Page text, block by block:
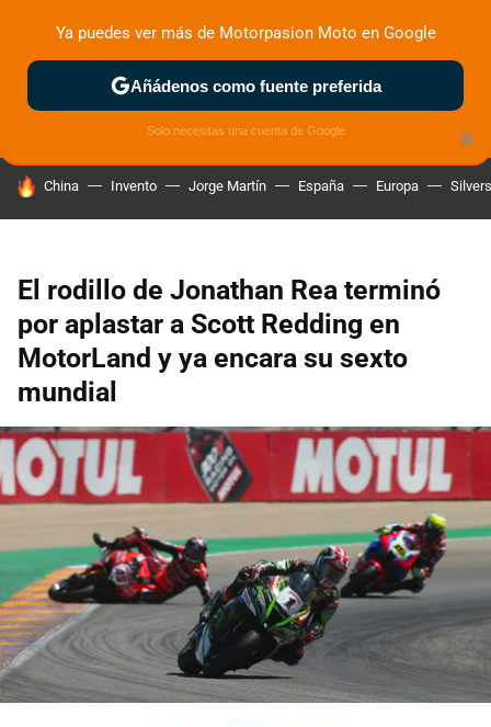
ZONA DE PRUEBAS DEPORTIVAS MOTOS ELÉCTRICAS
HOY SE HABLA DE
China Invento Jorge Martín España Europa
El rodillo de Jonathan Rea terminó
por aplastar a Scott Redding en
MotorLand y ya encara su sexto
mundial
×
Ya puedes ver más de Motorpasion Moto en Google
Añádenos como fuente preferida
Solo necesitas una cuenta de Google